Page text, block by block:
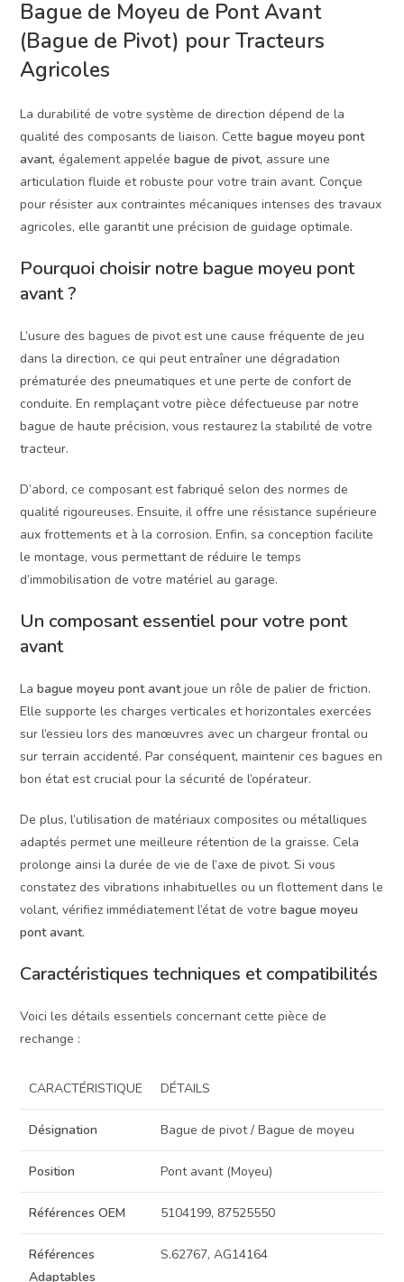
Bague de Moyeu de Pont Avant
(Bague de Pivot) pour Tracteurs
Agricoles
La durabilité de votre système de direction dépend de la
qualité des composants de liaison. Cettebague moyeu pont
avant, également appeléebague de pivot, assure une
articulation fluide et robuste pour votre train avant. Conçue
pour résister aux contraintes mécaniques intenses des travaux
agricoles, elle garantit une précision de guidage optimale.
Pourquoi choisir notre bague moyeu pont
avant ?
L’usure des bagues de pivot est une cause fréquente de jeu
dans la direction, ce qui peut entraîner une dégradation
prématurée des pneumatiques et une perte de confort de
conduite. En remplaçant votre pièce défectueuse par notre
bague de haute précision, vous restaurez la stabilité de votre
tracteur.
D’abord, ce composant est fabriqué selon des normes de
qualité rigoureuses. Ensuite, il offre une résistance supérieure
aux frottements et à la corrosion. Enfin, sa conception facilite
le montage, vous permettant de réduire le temps
d’immobilisation de votre matériel au garage.
Un composant essentiel pour votre pont
avant
Labague moyeu pont avantjoue un rôle de palier de friction.
Elle supporte les charges verticales et horizontales exercées
sur l’essieu lors des manœuvres avec un chargeur frontal ou
sur terrain accidenté. Par conséquent, maintenir ces bagues en
bon état est crucial pour la sécurité de l’opérateur.
De plus, l’utilisation de matériaux composites ou métalliques
adaptés permet une meilleure rétention de la graisse. Cela
prolonge ainsi la durée de vie de l’axe de pivot. Si vous
constatez des vibrations inhabituelles ou un flottement dans le
volant, vérifiez immédiatement l’état de votrebague moyeu
pont avant.
Caractéristiques techniques et compatibilités
Voici les détails essentiels concernant cette pièce de
rechange :
CARACTÉRISTIQUE DÉTAILS
Désignation Bague de pivot / Bague de moyeu
Position Pont avant (Moyeu)
Références OEM 5104199, 87525550
Références
Adaptables
S.62767, AG14164